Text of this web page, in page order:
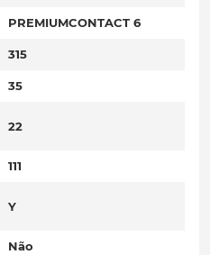
PREMIUMCONTACT 6
315
35
22
111
Y
Não